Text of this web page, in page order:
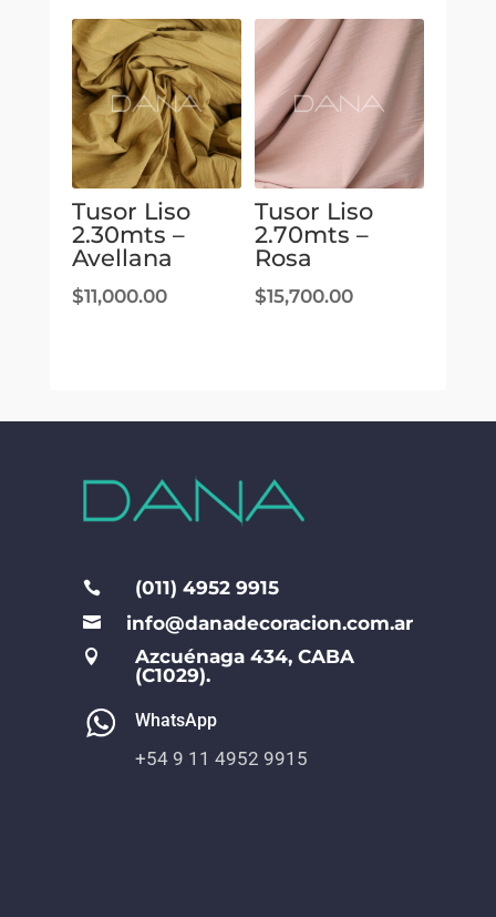
Tusor Liso
2.30mts –
Avellana
$11,000.00
Tusor Liso
2.70mts –
Rosa
$15,700.00
 (011) 4952 9915
 info@danadecoracion.com.ar

Azcuénaga 434, CABA
(C1029).
WhatsApp
+54 9 11 4952 9915